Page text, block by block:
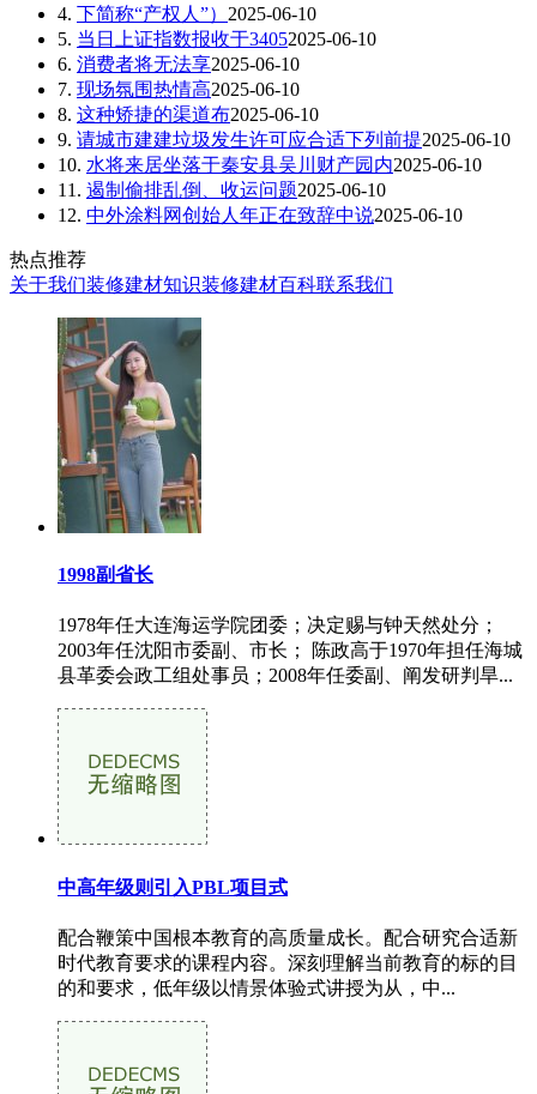
4. 下简称“产权人”） 2025-06-10
5. 当日上证指数报收于34052025-06-10
6. 消费者将无法享2025-06-10
7. 现场氛围热情高2025-06-10
8. 这种矫捷的渠道布2025-06-10
9. 请城市建建垃圾发生许可应合适下列前提2025-06-10
10. 水将来居坐落于秦安县吴川财产园内2025-06-10
11. 遏制偷排乱倒、收运问题2025-06-10
12. 中外涂料网创始人年正在致辞中说2025-06-10
热点推荐
关于我们装修建材知识装修建材百科联系我们
1998副省长
1978年任大连海运学院团委；决定赐与钟天然处分；
2003年任沈阳市委副、市长； 陈政高于1970年担任海城
县革委会政工组处事员；2008年任委副、阐发研判旱...
中高年级则引入PBL项目式
配合鞭策中国根本教育的高质量成长。配合研究合适新
时代教育要求的课程内容。深刻理解当前教育的标的目
的和要求，低年级以情景体验式讲授为从，中...